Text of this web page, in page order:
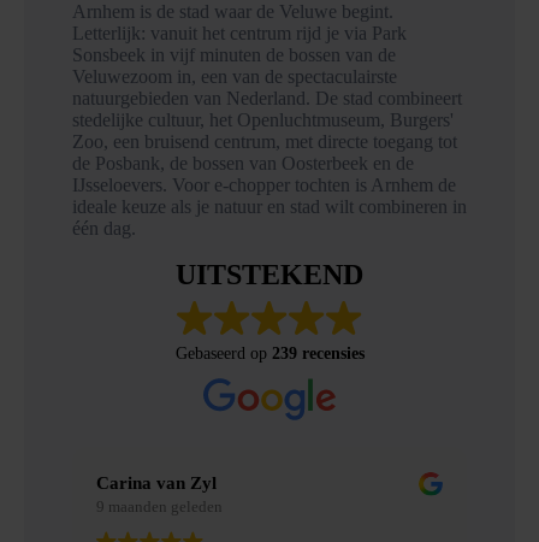
Arnhem is de stad waar de Veluwe begint.
Letterlijk: vanuit het centrum rijd je via Park
Sonsbeek in vijf minuten de bossen van de
Veluwezoom in, een van de spectaculairste
natuurgebieden van Nederland. De stad combineert
stedelijke cultuur, het Openluchtmuseum, Burgers'
Zoo, een bruisend centrum, met directe toegang tot
de Posbank, de bossen van Oosterbeek en de
IJsseloevers. Voor e-chopper tochten is Arnhem de
ideale keuze als je natuur en stad wilt combineren in
één dag.
UITSTEKEND
Gebaseerd op 239 recensies
Carina van Zyl
9 maanden geleden